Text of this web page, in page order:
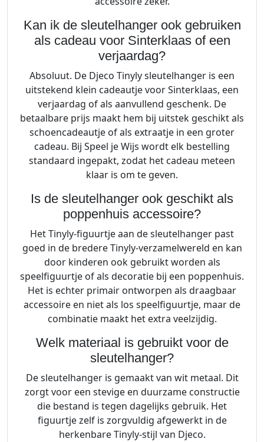
Kan ik de sleutelhanger ook gebruiken
als cadeau voor Sinterklaas of een
verjaardag?
Absoluut. De Djeco Tinyly sleutelhanger is een
uitstekend klein cadeautje voor Sinterklaas, een
verjaardag of als aanvullend geschenk. De
betaalbare prijs maakt hem bij uitstek geschikt als
schoencadeautje of als extraatje in een groter
cadeau. Bij Speel je Wijs wordt elk bestelling
standaard ingepakt, zodat het cadeau meteen
klaar is om te geven.
Is de sleutelhanger ook geschikt als
poppenhuis accessoire?
Het Tinyly-figuurtje aan de sleutelhanger past
goed in de bredere Tinyly-verzamelwereld en kan
door kinderen ook gebruikt worden als
speelfiguurtje of als decoratie bij een poppenhuis.
Het is echter primair ontworpen als draagbaar
accessoire en niet als los speelfiguurtje, maar de
combinatie maakt het extra veelzijdig.
Welk materiaal is gebruikt voor de
sleutelhanger?
De sleutelhanger is gemaakt van wit metaal. Dit
zorgt voor een stevige en duurzame constructie
die bestand is tegen dagelijks gebruik. Het
figuurtje zelf is zorgvuldig afgewerkt in de
herkenbare Tinyly-stijl van Djeco.